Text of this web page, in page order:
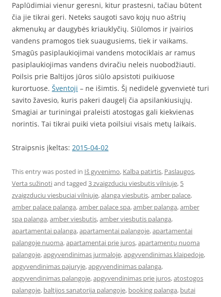
Paplūdimiai vienur geresni, kitur prastesni, tačiau būtent
čia jie tikrai geri. Neteks saugoti savo kojų nuo aštrių
akmenukų ar daugybės kriauklyčių. Siūlomos ir įvairios
vandens pramogos tiek suaugusiems, tiek ir vaikams.
Smagūs pasiplaukiojimai vandens motociklais ar ramus
pasiplaukiojimas vandens dviračiu neleis nuobodžiauti.
Poilsis prie Baltijos jūros siūlo apsistoti puikiuose
kurortuose. Šventoji – ne išimtis. Šį nedidelė gyvenvietė turi
savito žavesio, kuris pakeri daugelį čia apsilankiusiųjų.
Smagiai ar turiningai praleisti atostogas gali kiekvienas
norintis. Tai tikrai puiki vieta poilsiui visais metų laikais.
Straipsnis įkeltas: 2015-04-02
This entry was posted in Iš gyvenimo, Kalba patirtis, Paslaugos,
Verta sužinotiand tagged 3 zvaigzduciu viesbutis vilniuje, 5
zvaigzduciu viesbuciai vilniuje,alanga viesbutis,amber palace,
amber palace palanga,amber palace spa,amber palanga,amber
spa palanga,amber viesbutis,amber viesbutis palanga,
apartamentai palanga,apartamentai palangoje,apartamentai
palangoje nuoma,apartamentai prie juros,apartamentų nuoma
palangoje,apgyvendinimas jurmaloje,apgyvendinimas klaipedoje,
apgyvendinimas pajuryje,apgyvendinimas palanga,
apgyvendinimas palangoje,apgyvendinimas prie juros,atostogos
palangoje, baltijos sanatorija palangoje, booking palanga, butai